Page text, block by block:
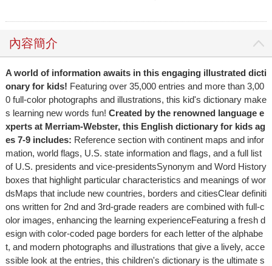
內容簡介
A world of information awaits in this engaging illustrated dicti
onary for kids! Featuring over 35,000 entries and more than 3,00
0 full-color photographs and illustrations, this kid's dictionary make
s learning new words fun! Created by the renowned language e
xperts at Merriam-Webster, this English dictionary for kids ag
es 7-9 includes: Reference section with continent maps and infor
mation, world flags, U.S. state information and flags, and a full list
of U.S. presidents and vice-presidentsSynonym and Word History
boxes that highlight particular characteristics and meanings of wor
dsMaps that include new countries, borders and citiesClear definiti
ons written for 2nd and 3rd-grade readers are combined with full-c
olor images, enhancing the learning experienceFeaturing a fresh d
esign with color-coded page borders for each letter of the alphabe
t, and modern photographs and illustrations that give a lively, acce
ssible look at the entries, this children's dictionary is the ultimate s